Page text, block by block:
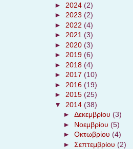
► 2024(2)
►2023(2)
► 2022(4)
►2021(3)
► 2020(3)
►2019(6)
► 2018(4)
►2017(10)
► 2016(19)
►2015(25)
▼ 2014(38)
► Δεκεμβρίου (3)
► Νοεμβρίου (5)
► Οκτωβρίου (4)
► Σεπτεμβρίου (2)